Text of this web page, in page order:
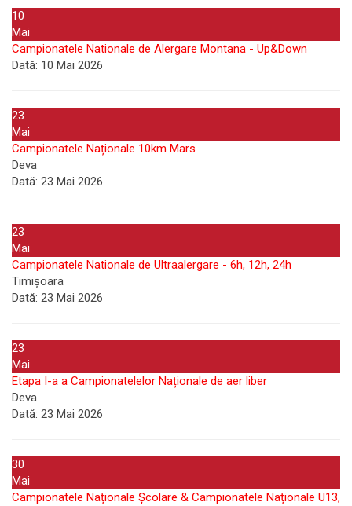
10
Mai
Campionatele Nationale de Alergare Montana - Up&Down
Dată: 10 Mai 2026
23
Mai
Campionatele Naționale 10km Mars
Deva
Dată: 23 Mai 2026
23
Mai
Campionatele Nationale de Ultraalergare - 6h, 12h, 24h
Timișoara
Dată: 23 Mai 2026
23
Mai
Etapa I-a a Campionatelelor Naționale de aer liber
Deva
Dată: 23 Mai 2026
30
Mai
Campionatele Naționale Școlare & Campionatele Naționale U13,